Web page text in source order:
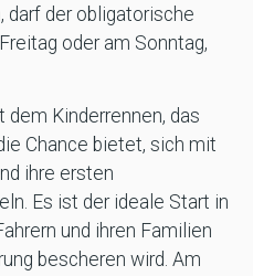
darf der obligatorische
oder am Sonntag,
dem Kinderrennen, das
Chance bietet, sich mit
ihre ersten
Es ist der ideale Start in
und ihren Familien
bescheren wird. Am